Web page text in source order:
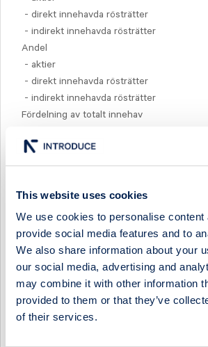
This website uses cookies
We use cookies to personalise content
provide social media features and to
We also share information about your
our social media, advertising and
may combine it with other information
provided to them or that they’ve
of their services.
- direkt innehavda rösträtter
- indirekt innehavda rösträtter
Andel
- aktier
- direkt innehavda rösträtter
- indirekt innehavda rösträtter
Fördelning av totalt innehav
Andel rösträtter
Aktier, samt övriga instrument enligt LHF 4
Finansiella instrument enligt LHF 4 kap.
Finansiella instrument enligt LHF 4 kap.
- Fysisk avvecklade
- Kontantavräknade
TOTALT